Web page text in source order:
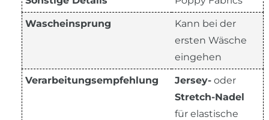
Wascheinsprung
Kann bei der
ersten Wäsche
eingehen
Verarbeitungsempfehlung Jersey- oder
Stretch-Nadel
für elastische